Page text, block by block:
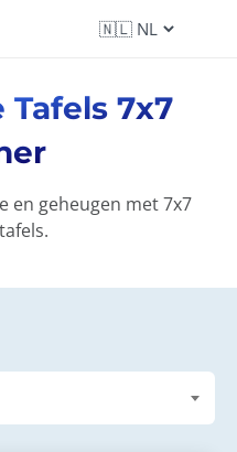
Tafels 7x7
en geheugen met 7x7